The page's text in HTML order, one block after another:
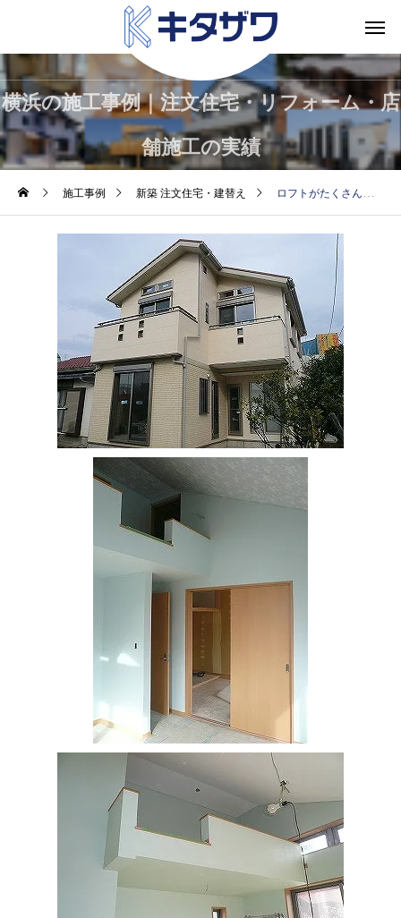
横浜の施工事例｜注文住宅・リフォーム・店
舗施工の実績
施工事例 新築 注文住宅・建替え ロフトがたくさん ／横浜市旭区